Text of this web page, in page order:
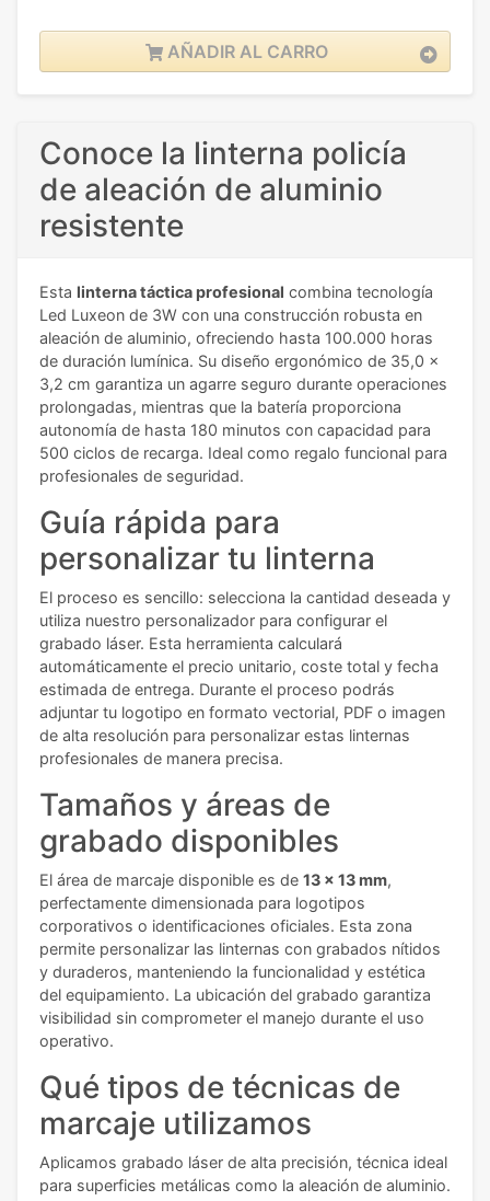
AÑADIR AL CARRO
Conoce la linterna policía
de aleación de aluminio
resistente
Esta linterna táctica profesional combina tecnología
Led Luxeon de 3W con una construcción robusta en
aleación de aluminio, ofreciendo hasta 100.000 horas
de duración lumínica. Su diseño ergonómico de 35,0 x
3,2 cm garantiza un agarre seguro durante operaciones
prolongadas, mientras que la batería proporciona
autonomía de hasta 180 minutos con capacidad para
500 ciclos de recarga. Ideal como regalo funcional para
profesionales de seguridad.
Guía rápida para
personalizar tu linterna
El proceso es sencillo: selecciona la cantidad deseada y
utiliza nuestro personalizador para configurar el
grabado láser. Esta herramienta calculará
automáticamente el precio unitario, coste total y fecha
estimada de entrega. Durante el proceso podrás
adjuntar tu logotipo en formato vectorial, PDF o imagen
de alta resolución para personalizar estas linternas
profesionales de manera precisa.
Tamaños y áreas de
grabado disponibles
El área de marcaje disponible es de 13 x 13 mm,
perfectamente dimensionada para logotipos
corporativos o identificaciones oficiales. Esta zona
permite personalizar las linternas con grabados nítidos
y duraderos, manteniendo la funcionalidad y estética
del equipamiento. La ubicación del grabado garantiza
visibilidad sin comprometer el manejo durante el uso
operativo.
Qué tipos de técnicas de
marcaje utilizamos
Aplicamos grabado láser de alta precisión, técnica ideal
para superficies metálicas como la aleación de aluminio.